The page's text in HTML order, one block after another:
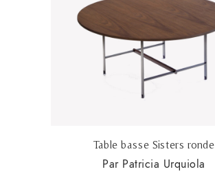
Table basse Sisters ronde
Par Patricia Urquiola